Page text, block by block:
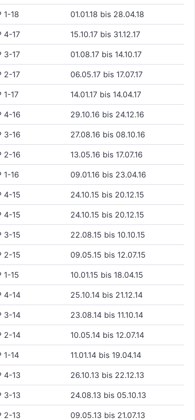
1-18 01.01.18 bis 28.04.18
4-17 15.10.17 bis 31.12.17
3-17 01.08.17 bis 14.10.17
2-17 06.05.17 bis 17.07.17
1-17 14.01.17 bis 14.04.17
4-16 29.10.16 bis 24.12.16
3-16 27.08.16 bis 08.10.16
2-16 13.05.16 bis 17.07.16
1-16 09.01.16 bis 23.04.16
4-15 24.10.15 bis 20.12.15
4-15 24.10.15 bis 20.12.15
3-15 22.08.15 bis 10.10.15
2-15 09.05.15 bis 12.07.15
1-15 10.01.15 bis 18.04.15
4-14 25.10.14 bis 21.12.14
3-14 23.08.14 bis 11.10.14
2-14 10.05.14 bis 12.07.14
1-14 11.01.14 bis 19.04.14
4-13 26.10.13 bis 22.12.13
3-13 24.08.13 bis 05.10.13
2-13 09.05.13 bis 21.07.13